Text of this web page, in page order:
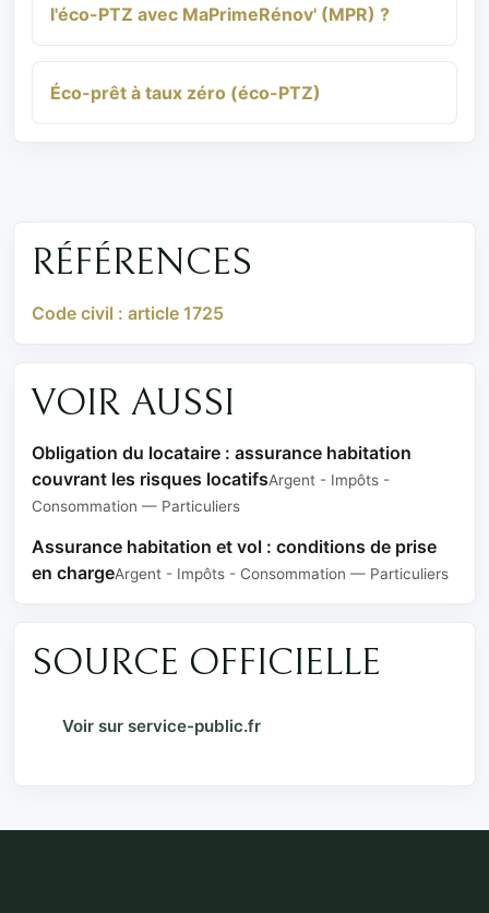
l'éco-PTZ avec MaPrimeRénov' (MPR) ?
Éco-prêt à taux zéro (éco-PTZ)
RÉFÉRENCES
Code civil : article 1725
VOIR AUSSI
Obligation du locataire : assurance habitation
couvrant les risques locatifsArgent - Impôts -
Consommation — Particuliers
Assurance habitation et vol : conditions de prise
en chargeArgent - Impôts - Consommation — Particuliers
SOURCE OFFICIELLE
Voir sur service-public.fr